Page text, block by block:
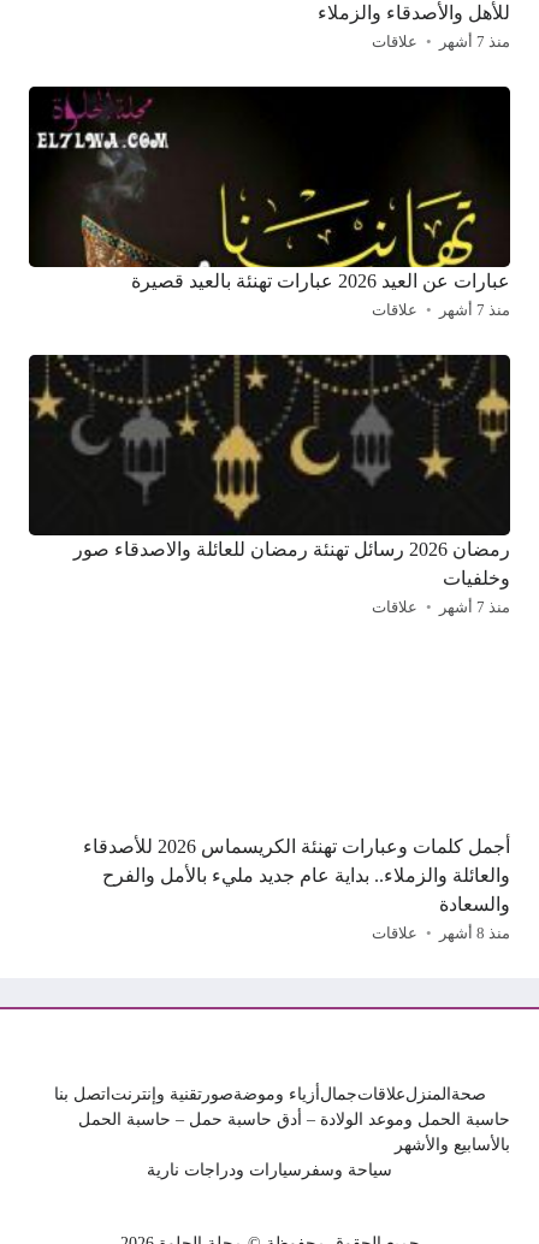
للأهل والأصدقاء والزملاء
منذ 7 أشهر علاقات
عبارات عن العيد 2026 عبارات تهنئة بالعيد قصيرة
منذ 7 أشهر علاقات
رمضان 2026 رسائل تهنئة رمضان للعائلة والاصدقاء صور
وخلفيات
منذ 7 أشهر علاقات
أجمل كلمات وعبارات تهنئة الكريسماس 2026 للأصدقاء
والعائلة والزملاء.. بداية عام جديد مليء بالأمل والفرح
والسعادة
منذ 8 أشهر علاقات
صحةالمنزلعلاقاتجمالأزياء وموضةصورتقنية وإنترنتاتصل بنا
حاسبة الحمل وموعد الولادة – أدق حاسبة حمل – حاسبة الحمل
بالأسابيع والأشهر
سياحة وسفر سيارات ودراجات نارية